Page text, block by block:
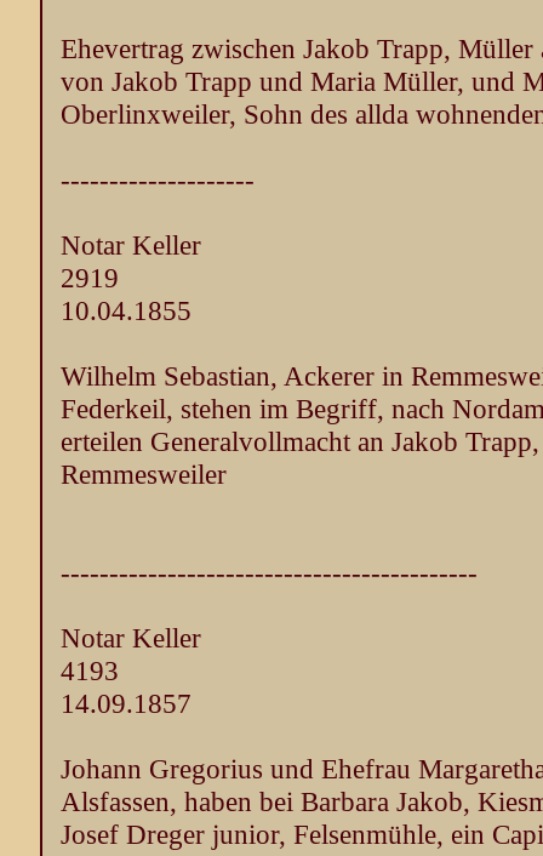
Ehevertrag zwischen Jakob Trapp,
von Jakob Trapp und Maria Müller, und
Oberlinxweiler, Sohn des allda
--------------------
Notar Keller
2919
10.04.1855
Wilhelm Sebastian, Ackerer in
Federkeil, stehen im Begriff, nach
erteilen Generalvollmacht an Jakob
Remmesweiler
-------------------------------------------
Notar Keller
4193
14.09.1857
Johann Gregorius und Ehefrau
Alsfassen, haben bei Barbara Jakob,
Josef Dreger junior, Felsenmühle, ein